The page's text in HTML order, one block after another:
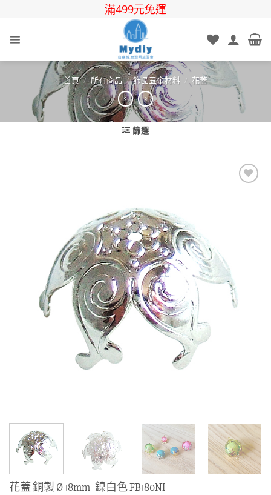
滿499元免運
首頁 / 所有商品 / 飾品五金材料 / 花蓋
篩選
花蓋 銅製 Ø 18mm- 鎳白色 FB180NI